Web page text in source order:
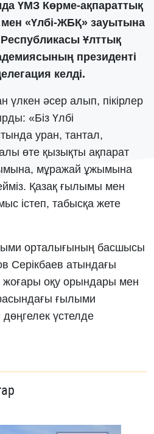
ҮМЗ Көрме-ақпараттық
«Үлбі-ЖБҚ» зауытына
Республикасы Ұлттық
президенті
келді.
үлкен әсер алып, пікірлер
«Біз Үлбі
уран, тантал,
өте қызықты ақпарат
мұражай ұжымына
Қазақ ғылымы мен
істеп, табысқа жете
орталығының басшысы
Серікбаев атындағы
оқу орындары мен
ғылыми
үстелде